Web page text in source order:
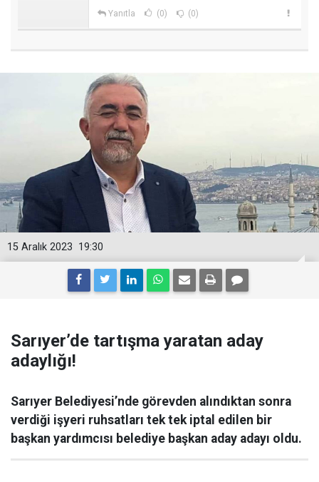
Yanıtla (0) (0)
19:30
15 Aralık 2023
Sarıyer’de tartışma yaratan aday
adaylığı!
Sarıyer Belediyesi’nde görevden alındıktan sonra
verdiği işyeri ruhsatları tek tek iptal edilen bir
başkan yardımcısı belediye başkan aday adayı oldu.